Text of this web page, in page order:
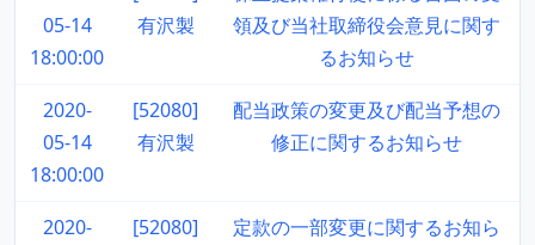
05-14
18:00:00
有沢製
領及び当社取締役会意見に関す
るお知らせ
2020-
05-14
18:00:00
[52080]
有沢製
配当政策の変更及び配当予想の
修正に関するお知らせ
2020-
[52080]
定款の一部変更に関するお知ら